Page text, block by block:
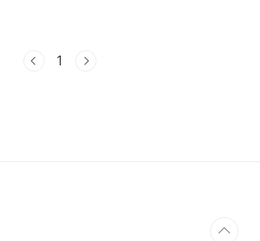
적인 근거와 함께 설명하고, 조기 준비가 가져오
1